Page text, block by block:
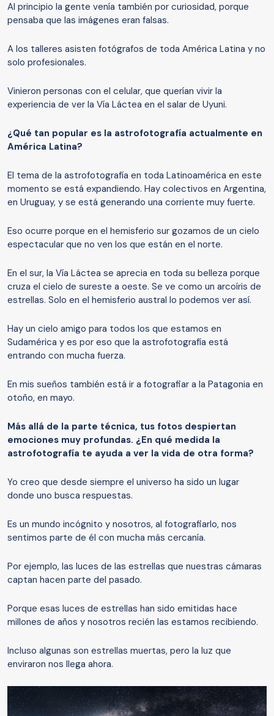
Al principio la gente venía también por curiosidad, porque
pensaba que las imágenes eran falsas.
A los talleres asisten fotógrafos de toda América Latina y no
solo profesionales.
Vinieron personas con el celular, que querían vivir la
experiencia de ver la Vía Láctea en el salar de Uyuni.
¿Qué tan popular es la astrofotografía actualmente en
América Latina?
El tema de la astrofotografía en toda Latinoamérica en este
momento se está expandiendo. Hay colectivos en Argentina,
en Uruguay, y se está generando una corriente muy fuerte.
Eso ocurre porque en el hemisferio sur gozamos de un cielo
espectacular que no ven los que están en el norte.
En el sur, la Vía Láctea se aprecia en toda su belleza porque
cruza el cielo de sureste a oeste. Se ve como un arcoíris de
estrellas. Solo en el hemisferio austral lo podemos ver así.
Hay un cielo amigo para todos los que estamos en
Sudamérica y es por eso que la astrofotografía está
entrando con mucha fuerza.
En mis sueños también está ir a fotografiar a la Patagonia en
otoño, en mayo.
Más allá de la parte técnica, tus fotos despiertan
emociones muy profundas. ¿En qué medida la
astrofotografía te ayuda a ver la vida de otra forma?
Yo creo que desde siempre el universo ha sido un lugar
donde uno busca respuestas.
Es un mundo incógnito y nosotros, al fotografiarlo, nos
sentimos parte de él con mucha más cercanía.
Por ejemplo, las luces de las estrellas que nuestras cámaras
captan hacen parte del pasado.
Porque esas luces de estrellas han sido emitidas hace
millones de años y nosotros recién las estamos recibiendo.
Incluso algunas son estrellas muertas, pero la luz que
enviraron nos llega ahora.